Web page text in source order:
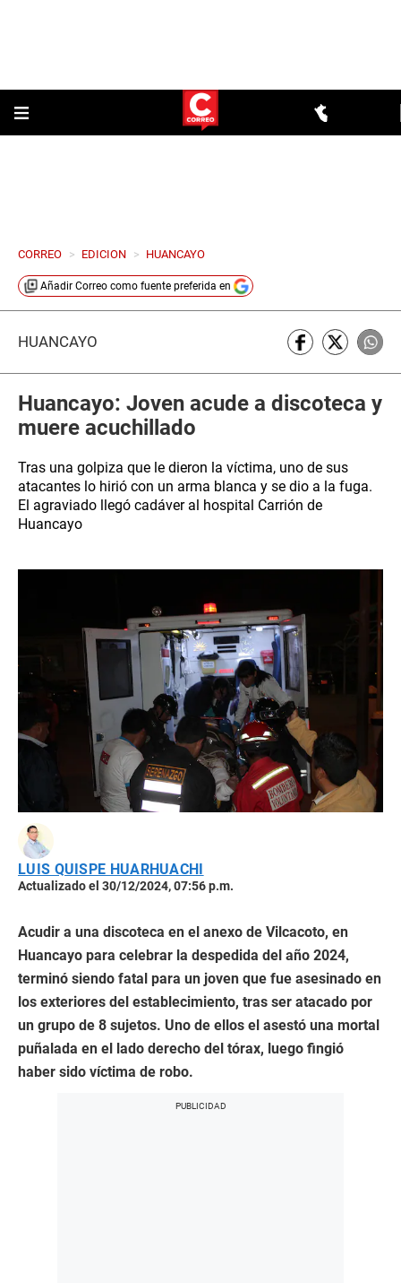
CORREO > EDICION > HUANCAYO
Añadir Correo como fuente preferida en
HUANCAYO
Huancayo: Joven acude a discoteca y
muere acuchillado
Tras una golpiza que le dieron la víctima, uno de sus
atacantes lo hirió con un arma blanca y se dio a la fuga.
El agraviado llegó cadáver al hospital Carrión de
Huancayo
LUIS QUISPE HUARHUACHI
Actualizado el 30/12/2024, 07:56 p.m.
Acudir a una discoteca en el anexo de Vilcacoto, en
Huancayo para celebrar la despedida del año 2024,
terminó siendo fatal para un joven que fue asesinado en
los exteriores del establecimiento, tras ser atacado por
un grupo de 8 sujetos. Uno de ellos el asestó una mortal
puñalada en el lado derecho del tórax, luego fingió
haber sido víctima de robo.